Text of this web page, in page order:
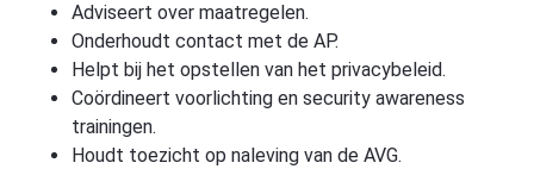
Adviseert over maatregelen.
Onderhoudt contact met de AP.
Helpt bij het opstellen van het privacybeleid.
Coördineert voorlichting en security awareness
trainingen.
Houdt toezicht op naleving van de AVG.